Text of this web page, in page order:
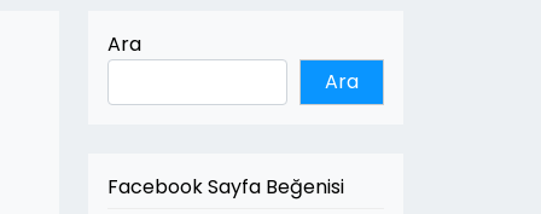
Ara
Ara
Facebook Sayfa Beğenisi